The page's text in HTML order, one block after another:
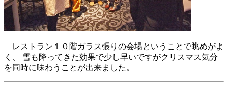
レストラン１０階ガラス張りの会場ということで眺めがよ
く、 雪も降ってきた効果で少し早いですがクリスマス気分
を同時に味わうことが出来ました。